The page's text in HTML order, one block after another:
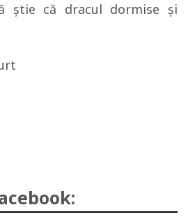
ştie că dracul dormise şi